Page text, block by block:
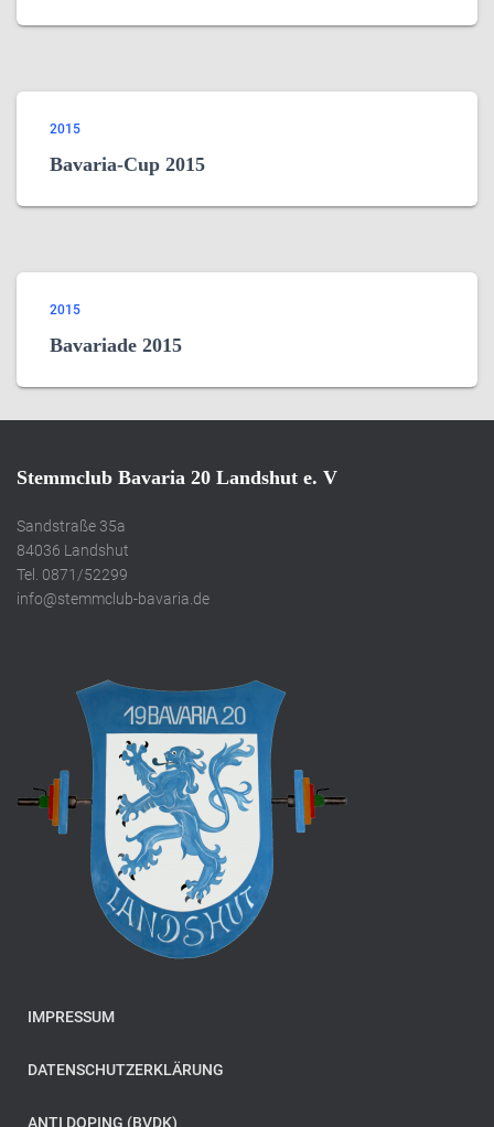
2015
Bavaria-Cup 2015
2015
Bavariade 2015
Stemmclub Bavaria 20 Landshut e. V
Sandstraße 35a
84036 Landshut
Tel. 0871/52299
info@stemmclub-bavaria.de
IMPRESSUM
DATENSCHUTZERKLÄRUNG
ANTI DOPING (BVDK)